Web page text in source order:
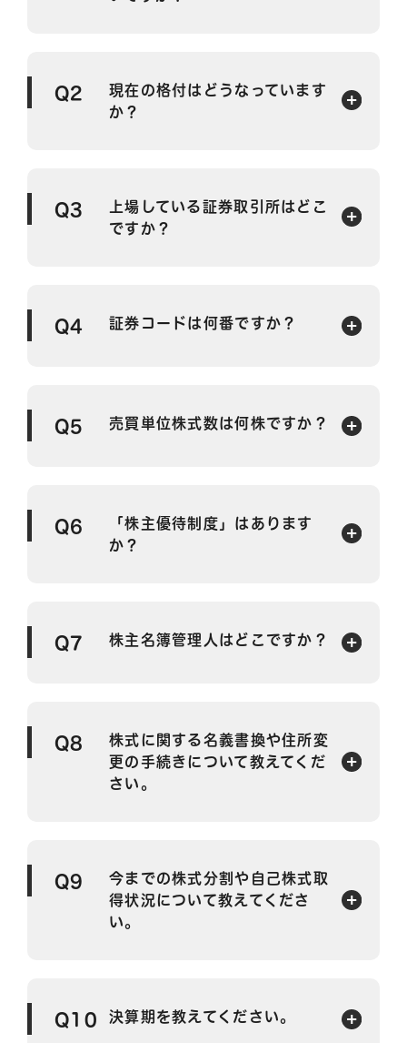
Q2
現在の格付はどうなっています
か？
Q3
上場している証券取引所はどこ
ですか？
Q4 証券コードは何番ですか？
Q5 売買単位株式数は何株ですか？
Q6
「株主優待制度」はあります
か？
Q7 株主名簿管理人はどこですか？
Q8
株式に関する名義書換や住所変
更の手続きについて教えてくだ
さい。
Q9
今までの株式分割や自己株式取
得状況について教えてくださ
い。
Q10 決算期を教えてください。